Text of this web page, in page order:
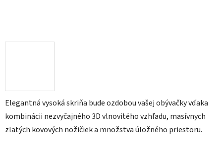
Elegantná vysoká skriňa bude ozdobou vašej obývačky vďaka
kombinácii nezvyčajného 3D vlnovitého vzhľadu, masívnych
zlatých kovových nožičiek a množstva úložného priestoru.